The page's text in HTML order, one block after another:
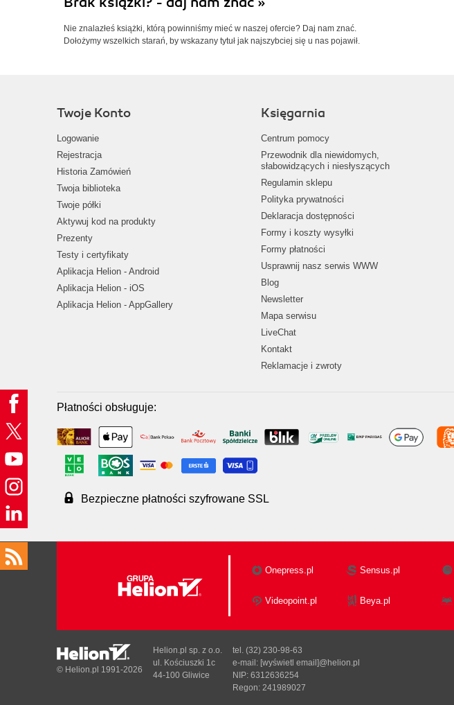
Nie znalazłeś książki, którą powinniśmy mieć w naszej ofercie? Daj nam znać.
Dołożymy wszelkich starań, by wskazany tytuł jak najszybciej się u nas pojawił.
Twoje Konto
Logowanie
Rejestracja
Historia Zamówień
Twoja biblioteka
Twoje półki
Aktywuj kod na produkty
Prezenty
Testy i certyfikaty
Aplikacja Helion - Android
Aplikacja Helion - iOS
Aplikacja Helion - AppGallery
Księgarnia
Centrum pomocy
Przewodnik dla niewidomych,
słabowidzących i niesłyszących
Regulamin sklepu
Polityka prywatności
Deklaracja dostępności
Formy i koszty wysyłki
Formy płatności
Usprawnij nasz serwis WWW
Blog
Newsletter
Mapa serwisu
LiveChat
Kontakt
Reklamacje i zwroty
Płatności obsługuje:
Bezpieczne płatności szyfrowane SSL
Onepress.pl Sensus.pl
Videopoint.pl Beya.pl
© Helion.pl 1991-2026
Helion.pl sp. z o.o.
ul. Kościuszki 1c
44-100 Gliwice
tel. (32) 230-98-63
e-mail: [wyświetl email]@helion.pl
NIP: 6312636254
Regon: 241989027